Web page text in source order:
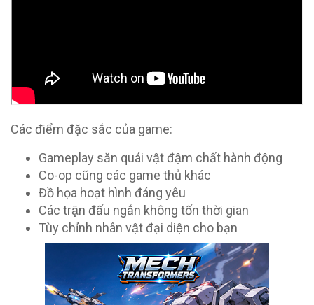
Các điểm đặc sắc của game:
Gameplay săn quái vật đậm chất hành động
Co-op cũng các game thủ khác
Đồ họa hoạt hình đáng yêu
Các trận đấu ngắn không tốn thời gian
Tùy chỉnh nhân vật đại diện cho bạn